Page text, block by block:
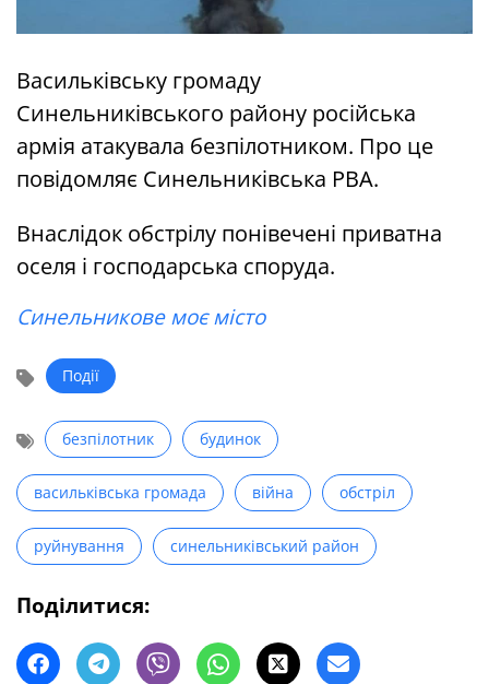
Васильківську громаду
Синельниківського району російська
армія атакувала безпілотником. Про це
повідомляє Синельниківська РВА.
Внаслідок обстрілу понівечені приватна
оселя і господарська споруда.
Синельникове моє місто
Події
безпілотник будинок
васильківська громада війна обстріл
руйнування синельниківський район
Поділитися: